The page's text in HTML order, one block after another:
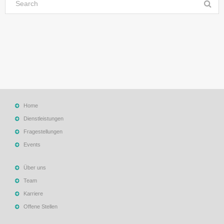
Home
Dienstleistungen
Fragestellungen
Events
Über uns
Team
Karriere
Offene Stellen